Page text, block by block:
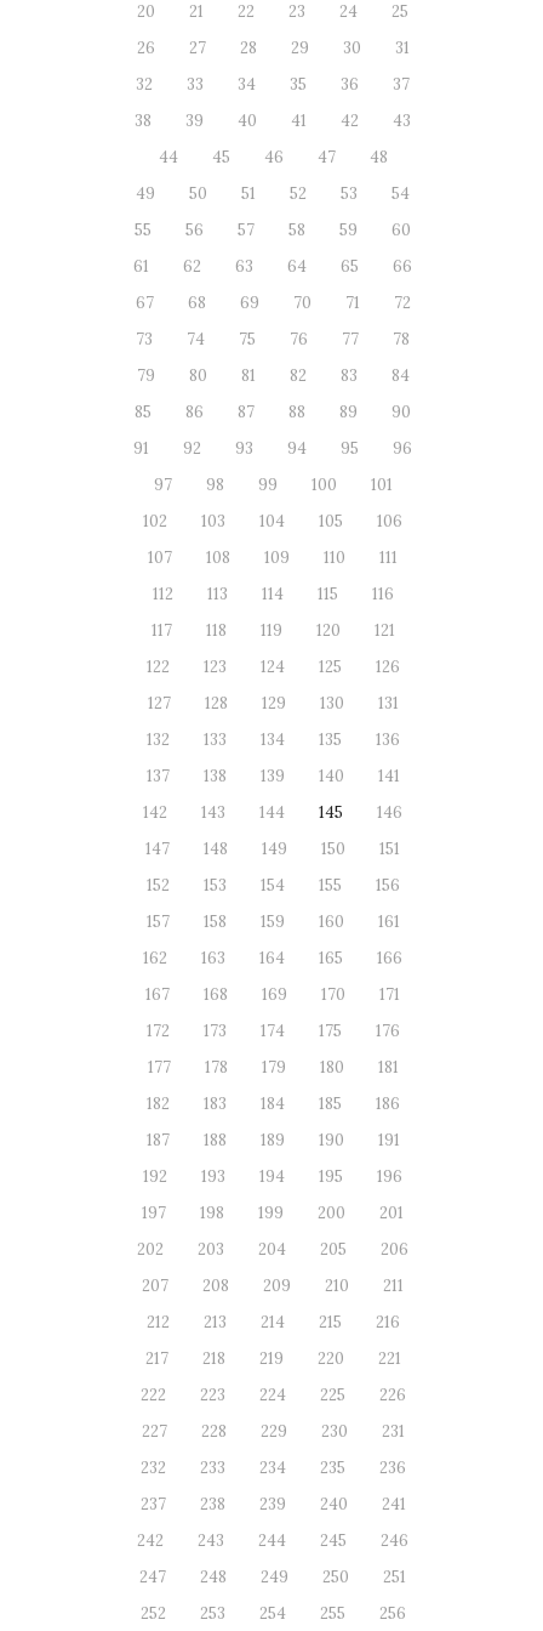
20 21 22 23 24
25
26
27 28 29 30
31
32
33 34 35 36
37
38
39 40 41 42
43
44
45 46 47
48
49
50 51 52 53
54
55
56 57 58 59
60
61
62 63 64 65
66
67
68 69 70 71
72
73
74 75 76 77
78
79
80 81 82 83
84
85
86 87 88 89
90
91
92 93 94 95
96
97
98 99 100
101
102
103 104 105
106
107
108 109 110
111
112
113 114 115
116
117
118 119 120
121
122
123 124 125
126
127
128 129 130
131
132
133 134 135
136
137
138 139 140
141
142
143 144 145
146
147
148 149 150
151
152
153 154 155
156
157
158 159 160
161
162
163 164 165
166
167
168 169 170
171
172
173 174 175
176
177
178 179 180
181
182
183 184 185
186
187
188 189 190
191
192
193 194 195
196
197
198 199 200
201
202
203 204 205
206
207
208 209 210
211
212
213 214 215
216
217
218 219 220
221
222
223 224 225
226
227
228 229 230
231
232
233 234 235
236
237
238 239 240
241
242
243 244 245
246
247
248 249 250
251
252
253 254 255
256